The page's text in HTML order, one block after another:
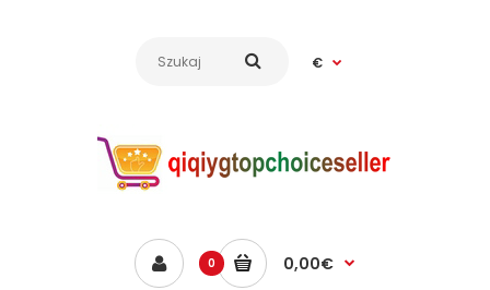
€
0 0,00€